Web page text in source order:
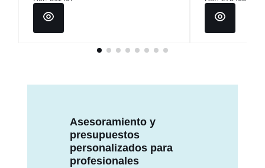
Asesoramiento y
presupuestos
personalizados para
profesionales